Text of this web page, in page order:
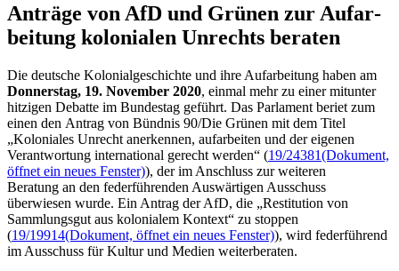
Anträge von AfD und Grü­nen zur Auf­ar­
bei­tung ko­lo­nia­len Un­rechts beraten
Die deutsche Kolonialgeschichte und ihre Aufarbeitung haben am
Donnerstag, 19. November 2020, einmal mehr zu einer mitunter
hitzigen Debatte im Bundestag geführt. Das Parlament beriet zum
einen den Antrag von Bündnis 90/Die Grünen mit dem Titel
„Koloniales Unrecht anerkennen, aufarbeiten und der eigenen
Verantwortung international gerecht werden“ (19/24381(Dokument,
öffnet ein neues Fenster)), der im Anschluss zur weiteren
Beratung an den federführenden Auswärtigen Ausschuss
überwiesen wurde. Ein Antrag der AfD, die „Restitution von
Sammlungsgut aus kolonialem Kontext“ zu stoppen
(19/19914(Dokument, öffnet ein neues Fenster)), wird federführend
im Ausschuss für Kultur und Medien weiterberaten.